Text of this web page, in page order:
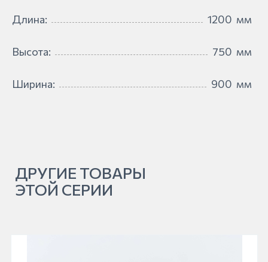
Длина: 1200 мм
Высота: 750 мм
Ширина: 900 мм
ДРУГИЕ ТОВАРЫ
ЭТОЙ СЕРИИ